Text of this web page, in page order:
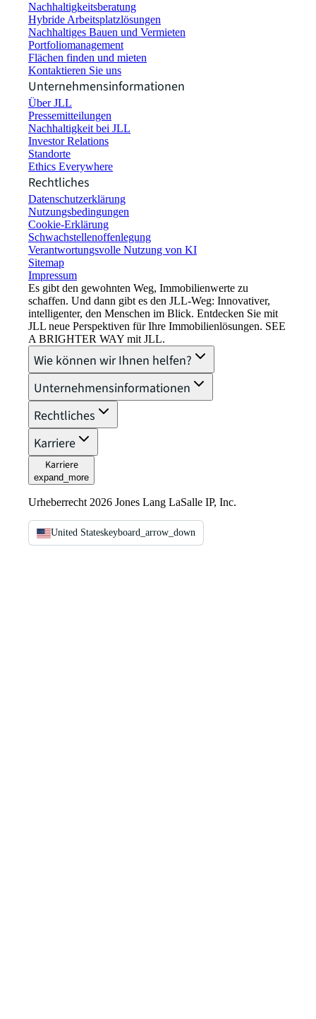
Nachhaltigkeitsberatung
Hybride Arbeitsplatzlösungen
Nachhaltiges Bauen und Vermieten
Portfoliomanagement
Flächen finden und mieten
Kontaktieren Sie uns
Unternehmensinformationen
Über JLL
Pressemitteilungen
Nachhaltigkeit bei JLL
Investor Relations
Standorte
Ethics Everywhere
Rechtliches
Datenschutzerklärung
Nutzungsbedingungen
Cookie-Erklärung
Schwachstellenoffenlegung
Verantwortungsvolle Nutzung von KI
Sitemap
Impressum​
Es gibt den gewohnten Weg, Immobilienwerte zu
schaffen. Und dann gibt es den JLL-Weg: Innovativer,
intelligenter, den Menschen im Blick. Entdecken Sie mit
JLL neue Perspektiven für Ihre Immobilienlösungen. SEE
A BRIGHTER WAY mit JLL.
Wie können wir Ihnen helfen?
Unternehmensinformationen
Rechtliches
Karriere
Karriere
expand_more
Urheberrecht 2026 Jones Lang LaSalle IP, Inc.
United Stateskeyboard_arrow_down